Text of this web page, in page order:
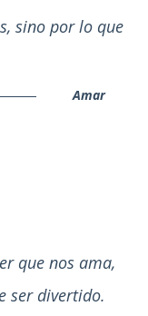
sino por lo que
Amar
que nos ama,
ser divertido.